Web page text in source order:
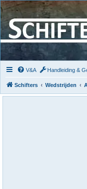
V&A Handleiding &
Schifters Wedstrijden